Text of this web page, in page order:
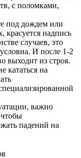
с поломками,
под дождем или
красуется надпись
случаев, это
И после 1-2
выходит из строя.
кататься на
важно
падений на